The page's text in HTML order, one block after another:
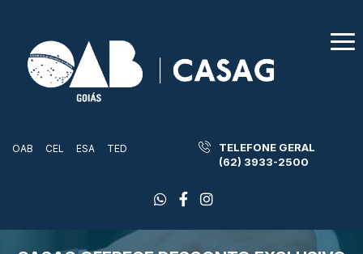
OAB CEL ESA TED
TELEFONE GERAL
(62) 3933-2500